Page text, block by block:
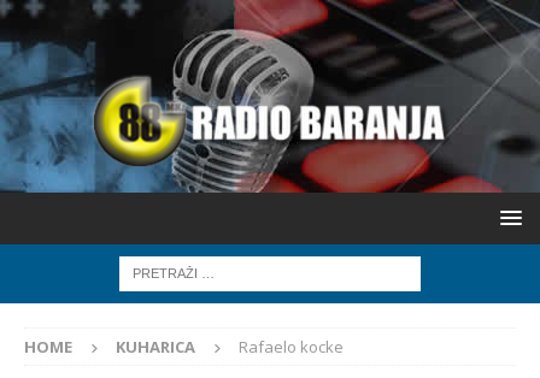
HOME KUHARICA Rafaelo kocke